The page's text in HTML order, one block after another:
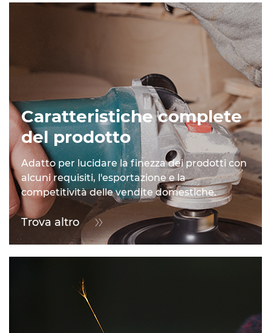
Caratteristiche complete
del prodotto
Adatto per lucidare la finezza dei prodotti con
alcuni requisiti, l'esportazione e la
competitività delle vendite domestiche.
Trova altro 